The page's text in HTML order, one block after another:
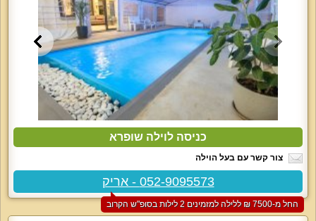
כניסה לוילה שופרא
צור קשר עם בעל הוילה
052-9095573 - אריק
החל מ-‏7500 ₪ ללילה למזמינים 2 לילות בסופ"ש הקרוב